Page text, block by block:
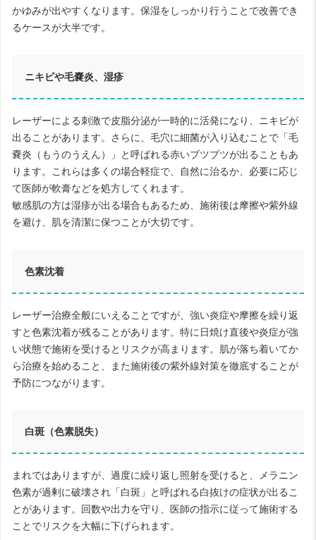
かゆみが出やすくなります。保湿をしっかり行うことで改善でき
るケースが大半です。
ニキビや毛嚢炎、湿疹
レーザーによる刺激で皮脂分泌が一時的に活発になり、ニキビが
出ることがあります。さらに、毛穴に細菌が入り込むことで「毛
嚢炎（もうのうえん）」と呼ばれる赤いブツブツが出ることもあ
ります。これらは多くの場合軽症で、自然に治るか、必要に応じ
て医師が軟膏などを処方してくれます。
敏感肌の方は湿疹が出る場合もあるため、施術後は摩擦や紫外線
を避け、肌を清潔に保つことが大切です。
色素沈着
レーザー治療全般にいえることですが、強い炎症や摩擦を繰り返
すと色素沈着が残ることがあります。特に日焼け直後や炎症が強
い状態で施術を受けるとリスクが高まります。肌が落ち着いてか
ら治療を始めること、また施術後の紫外線対策を徹底することが
予防につながります。
白斑（色素脱失）
まれではありますが、過度に繰り返し照射を受けると、メラニン
色素が過剰に破壊され「白斑」と呼ばれる白抜けの症状が出るこ
とがあります。回数や出力を守り、医師の指示に従って施術する
ことでリスクを大幅に下げられます。